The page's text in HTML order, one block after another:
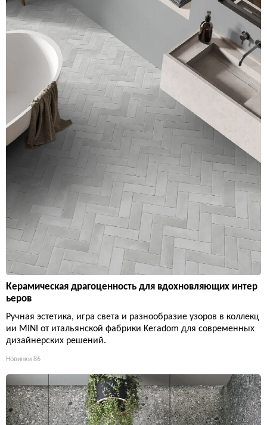
Керамическая драгоценность для вдохновляющих интер
ьеров
Ручная эстетика, игра света и разнообразие узоров в коллекц
ии MINI от итальянской фабрики Keradom для современных
дизайнерских решений.
Новинки 86